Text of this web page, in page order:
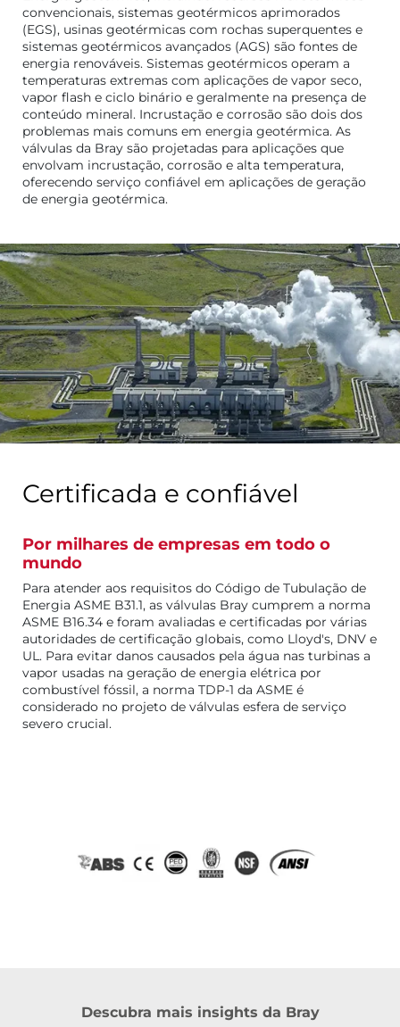
convencionais, sistemas geotérmicos aprimorados
(EGS), usinas geotérmicas com rochas superquentes e
sistemas geotérmicos avançados (AGS) são fontes de
energia renováveis. Sistemas geotérmicos operam a
temperaturas extremas com aplicações de vapor seco,
vapor flash e ciclo binário e geralmente na presença de
conteúdo mineral. Incrustação e corrosão são dois dos
problemas mais comuns em energia geotérmica. As
válvulas da Bray são projetadas para aplicações que
envolvam incrustação, corrosão e alta temperatura,
oferecendo serviço confiável em aplicações de geração
de energia geotérmica.
Certificada e confiável
Por milhares de empresas em todo o
mundo
Para atender aos requisitos do Código de Tubulação de
Energia ASME B31.1, as válvulas Bray cumprem a norma
ASME B16.34 e foram avaliadas e certificadas por várias
autoridades de certificação globais, como Lloyd's, DNV e
UL. Para evitar danos causados pela água nas turbinas a
vapor usadas na geração de energia elétrica por
combustível fóssil, a norma TDP-1 da ASME é
considerado no projeto de válvulas esfera de serviço
severo crucial.
Descubra mais insights da Bray